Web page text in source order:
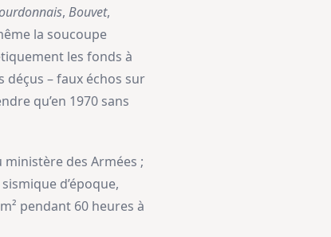
, Bouvet,
la soucoupe
les fonds à
déçus – faux échos sur
qu’en 1970 sans
ministère des Armées ;
d’époque,
pendant 60 heures à